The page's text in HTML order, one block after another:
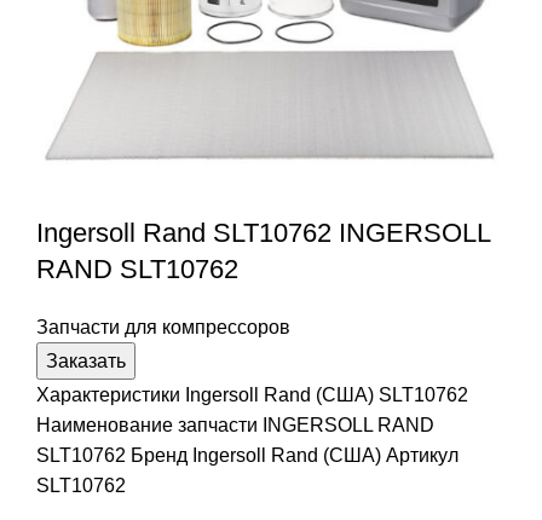
Ingersoll Rand SLT10762 INGERSOLL
RAND SLT10762
Запчасти для компрессоров
Заказать
Характеристики Ingersoll Rand (США) SLT10762
Наименование запчасти INGERSOLL RAND
SLT10762 Бренд Ingersoll Rand (США) Артикул
SLT10762